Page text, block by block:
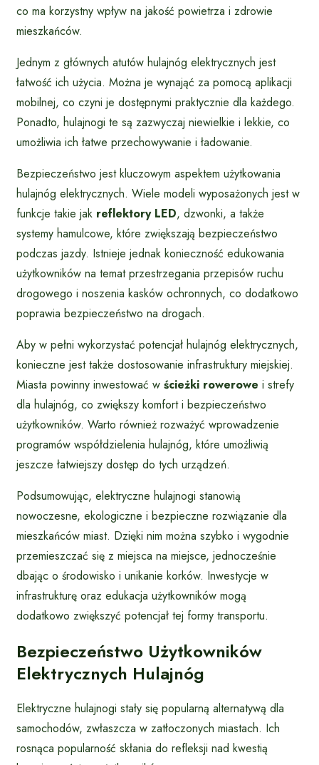
co ma korzystny wpływ na jakość powietrza i zdrowie
mieszkańców.
Jednym z głównych atutów hulajnóg elektrycznych jest
łatwość ich użycia. Można je wynająć za pomocą aplikacji
mobilnej, co czyni je dostępnymi praktycznie dla każdego.
Ponadto, hulajnogi te są zazwyczaj niewielkie i lekkie, co
umożliwia ich łatwe przechowywanie i ładowanie.
Bezpieczeństwo jest kluczowym aspektem użytkowania
hulajnóg elektrycznych. Wiele modeli wyposażonych jest w
funkcje takie jak reflektory LED, dzwonki, a także
systemy hamulcowe, które zwiększają bezpieczeństwo
podczas jazdy. Istnieje jednak konieczność edukowania
użytkowników na temat przestrzegania przepisów ruchu
drogowego i noszenia kasków ochronnych, co dodatkowo
poprawia bezpieczeństwo na drogach.
Aby w pełni wykorzystać potencjał hulajnóg elektrycznych,
konieczne jest także dostosowanie infrastruktury miejskiej.
Miasta powinny inwestować w ścieżki rowerowe i strefy
dla hulajnóg, co zwiększy komfort i bezpieczeństwo
użytkowników. Warto również rozważyć wprowadzenie
programów współdzielenia hulajnóg, które umożliwią
jeszcze łatwiejszy dostęp do tych urządzeń.
Podsumowując, elektryczne hulajnogi stanowią
nowoczesne, ekologiczne i bezpieczne rozwiązanie dla
mieszkańców miast. Dzięki nim można szybko i wygodnie
przemieszczać się z miejsca na miejsce, jednocześnie
dbając o środowisko i unikanie korków. Inwestycje w
infrastrukturę oraz edukacja użytkowników mogą
dodatkowo zwiększyć potencjał tej formy transportu.
Bezpieczeństwo Użytkowników
Elektrycznych Hulajnóg
Elektryczne hulajnogi stały się popularną alternatywą dla
samochodów, zwłaszcza w zatłoczonych miastach. Ich
rosnąca popularność skłania do refleksji nad kwestią